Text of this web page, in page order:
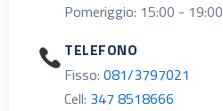
Pomeriggio: 15:00 - 19:00
TELEFONO
Fisso: 081/3797021
Cell: 347 8518666